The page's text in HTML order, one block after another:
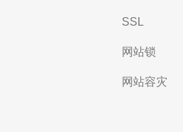
SSL
网站锁
网站容灾